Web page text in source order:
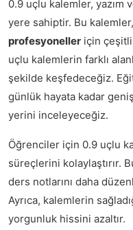
0.9 uçlu kalemler, yazım
yere sahiptir. Bu
profesyoneller için çeşitli
uçlu kalemlerin farklı
şekilde keşfedeceğiz.
günlük hayata kadar
yerini inceleyeceğiz.
Öğrenciler için 0.9 uçlu
süreçlerini kolaylaştırır.
ders notlarını daha
Ayrıca, kalemlerin
yorgunluk hissini azaltır.